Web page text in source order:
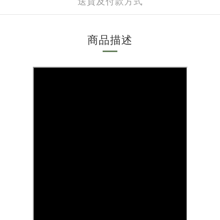
商品描述